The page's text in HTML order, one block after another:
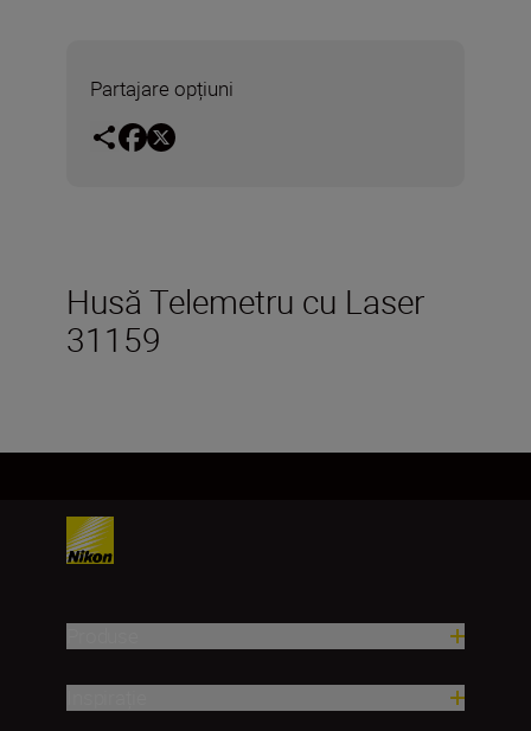
Partajare opțiuni
Husă Telemetru cu Laser
31159